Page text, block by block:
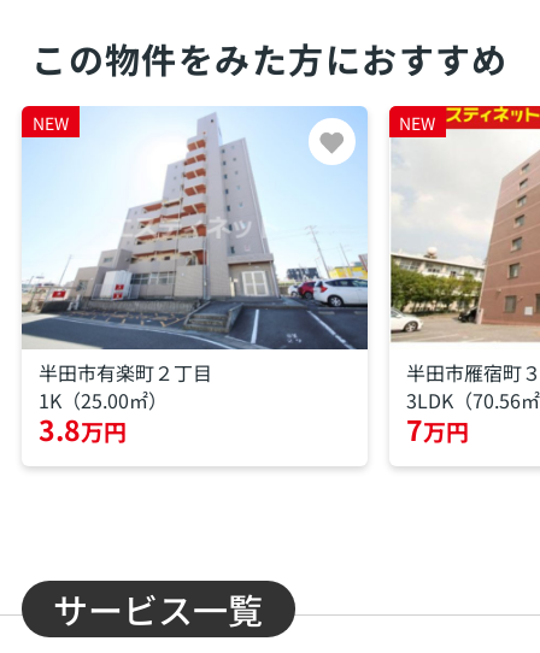
この物件をみた方におすすめ
NEW
半田市有楽町２丁目
1K（25.00㎡）
3.8万円
NEW
半田市雁宿町
3LDK（70.56
7万円
サービス一覧